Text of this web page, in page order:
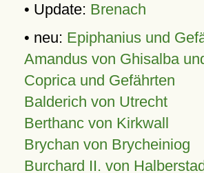
• Update: Brenach
• neu: Epiphanius und
Amandus von Ghisalba
Coprica und Gefährten
Balderich von Utrecht
Berthanc von Kirkwall
Brychan von Brycheiniog
Burchard II. von